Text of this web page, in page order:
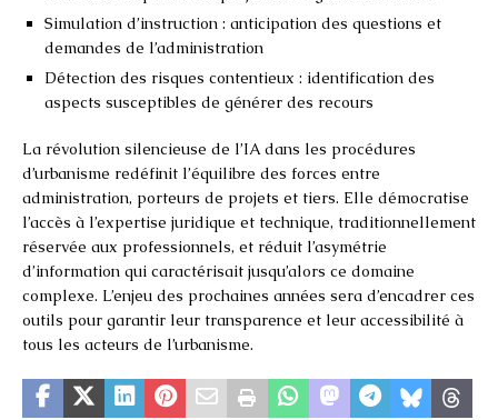
Simulation d’instruction : anticipation des questions et
demandes de l’administration
Détection des risques contentieux : identification des
aspects susceptibles de générer des recours
La révolution silencieuse de l’IA dans les procédures
d’urbanisme redéfinit l’équilibre des forces entre
administration, porteurs de projets et tiers. Elle démocratise
l’accès à l’expertise juridique et technique, traditionnellement
réservée aux professionnels, et réduit l’asymétrie
d’information qui caractérisait jusqu’alors ce domaine
complexe. L’enjeu des prochaines années sera d’encadrer ces
outils pour garantir leur transparence et leur accessibilité à
tous les acteurs de l’urbanisme.